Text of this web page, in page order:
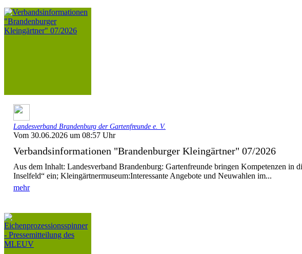
Landesverband Brandenburg der Gartenfreunde e. V.
Vom 30.06.2026 um 08:57 Uhr
Verbandsinformationen "Brandenburger Kleingärtner" 07/2026
Aus dem Inhalt: Landesverband Brandenburg: Gartenfreunde bringen Kompetenzen in
Inselfeld“ ein; Kleingärtnermuseum:Interessante Angebote und Neuwahlen im...
mehr